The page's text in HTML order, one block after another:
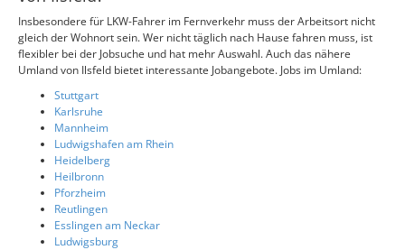
Insbesondere für LKW-Fahrer im Fernverkehr muss der Arbeitsort nicht
gleich der Wohnort sein. Wer nicht täglich nach Hause fahren muss, ist
flexibler bei der Jobsuche und hat mehr Auswahl. Auch das nähere
Umland von Ilsfeld bietet interessante Jobangebote. Jobs im Umland:
Stuttgart
Karlsruhe
Mannheim
Ludwigshafen am Rhein
Heidelberg
Heilbronn
Pforzheim
Reutlingen
Esslingen am Neckar
Ludwigsburg